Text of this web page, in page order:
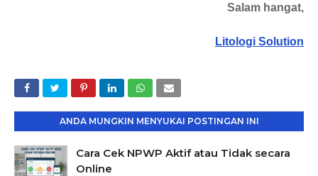
Salam hangat,
Litologi Solution
ANDA MUNGKIN MENYUKAI POSTINGAN INI
Cara Cek NPWP Aktif atau Tidak secara
Online